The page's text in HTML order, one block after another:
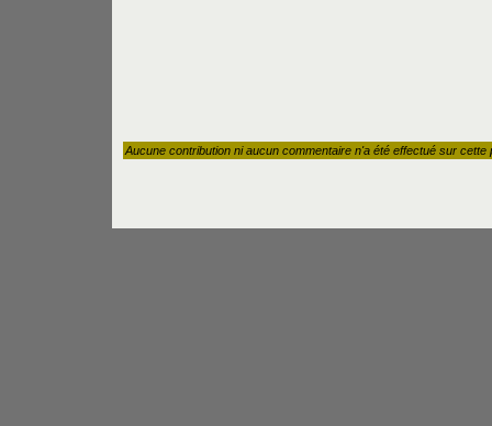
Aucune contribution ni aucun commentaire n'a été effectué sur cette